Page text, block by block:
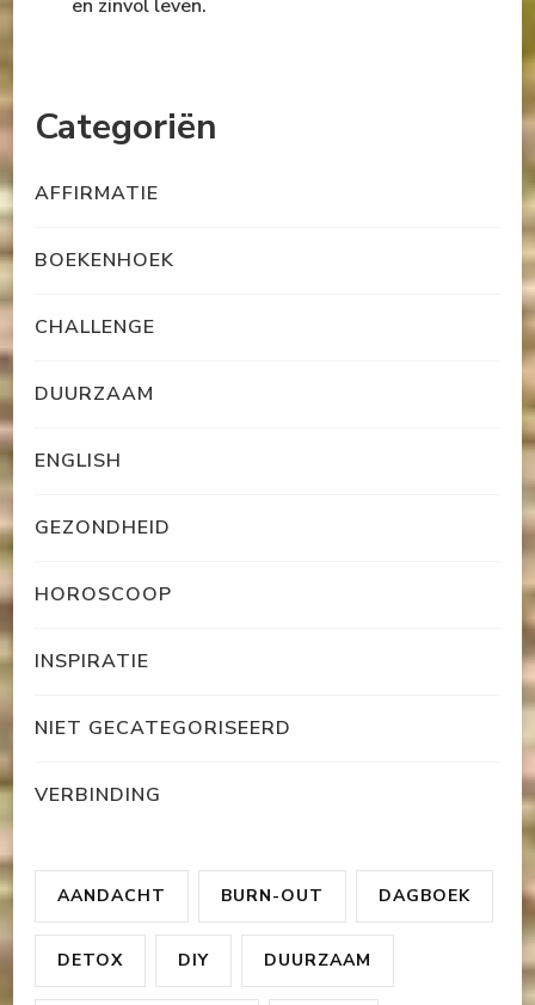
en zinvol leven.
Categoriën
AFFIRMATIE
BOEKENHOEK
CHALLENGE
DUURZAAM
ENGLISH
GEZONDHEID
HOROSCOOP
INSPIRATIE
NIET GECATEGORISEERD
VERBINDING
AANDACHT BURN-OUT DAGBOEK
DETOX DIY DUURZAAM